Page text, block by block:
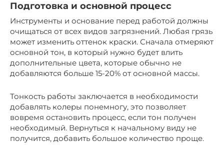
Подготовка и основной процесс
Инструменты и основание перед работой должны
очищаться от всех видов загрязнений. Любая грязь
может изменить оттенок краски. Сначала отмеряют
основной тон, в который нужно будет влить
дополнительные цвета, которые обычно не
добавляются больше 15-20% от основной массы.
Тонкость работы заключается в необходимости
добавлять колеры понемногу, это позволяет
вовремя остановить процесс, если тон получен
необходимый. Вернуться к начальному виду не
получится, добавить большое количество проще.